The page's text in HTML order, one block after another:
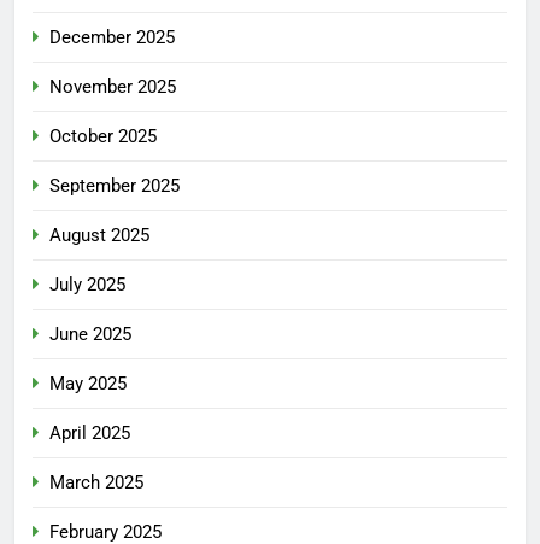
December 2025
November 2025
October 2025
September 2025
August 2025
July 2025
June 2025
May 2025
April 2025
March 2025
February 2025